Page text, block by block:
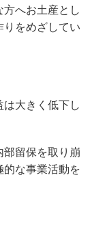
へお土産とし
りをめざしてい
は大きく低下し
部留保を取り崩
的な事業活動を